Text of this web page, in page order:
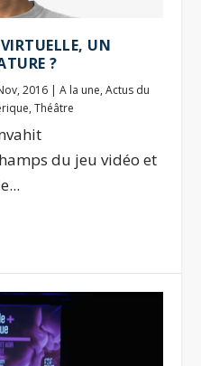
UN
?
2016 |A la une,Actus du
,Théâtre
du jeu vidéo et